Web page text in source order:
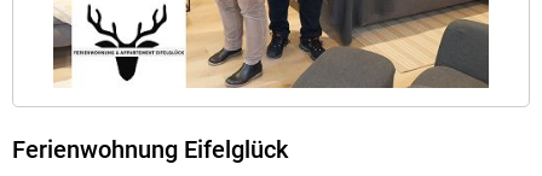
Ferienwohnung Eifelglück